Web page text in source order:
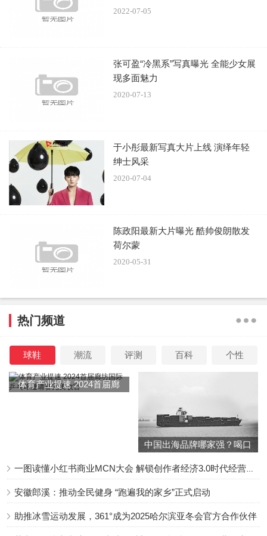
2022-07-05
张可盈“冷黑系”写真曝光 全能少女展
现多面魅力
2020-07-13
于小彤最新写真大片上线 演绎年轻
绅士风采
2020-07-04
陈政阳最新大片曝光 酷帅俊朗散发
荷尔蒙
2020-05-31
热门频道
球鞋 潮流 评测 百科 个性
体育产业提速 2024首届廊
中国出海品牌哪家强？喝口
安徽郎溪：推动全民健身 “跑遍我的家乡”正式启动
助推冰雪运动发展，361°成为2025哈尔滨亚冬会官方合作伙伴